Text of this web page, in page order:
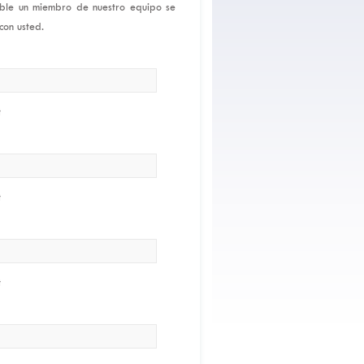
un miembro de nuestro equipo se
usted.